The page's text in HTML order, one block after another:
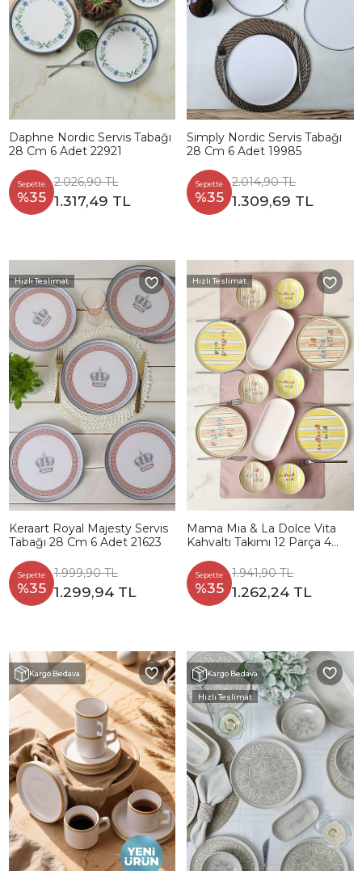
Daphne Nordic Servis Tabağı
28 Cm 6 Adet 22921
Sepette
%35
2.026,90 TL
1.317,49 TL
Simply Nordic Servis Tabağı
28 Cm 6 Adet 19985
Sepette
%35
2.014,90 TL
1.309,69 TL
Hızlı Teslimat
Keraart Royal Majesty Servis
Tabağı 28 Cm 6 Adet 21623
Sepette
%35
1.999,90 TL
1.299,94 TL
Hızlı Teslimat
Mama Mia & La Dolce Vita
Kahvaltı Takımı 12 Parça 4
Sepette
%35
1.941,90 TL
1.262,24 TL
Kargo Bedava Kargo Bedava
Hızlı Teslimat